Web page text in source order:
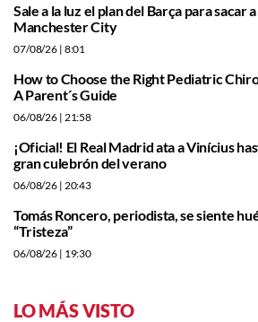
Sale a la luz el plan del Barça para sacar
Manchester City
07/08/26 | 8:01
How to Choose the Right Pediatric
A Parent´s Guide
06/08/26 | 21:58
¡Oficial! El Real Madrid ata a Vinícius
gran culebrón del verano
06/08/26 | 20:43
Tomás Roncero, periodista, se siente
“Tristeza”
06/08/26 | 19:30
LO MÁS VISTO